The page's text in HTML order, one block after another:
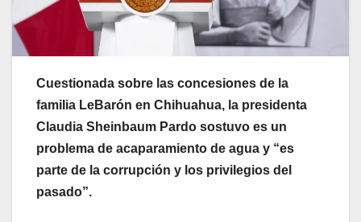
Cuestionada sobre las concesiones de la
familia LeBarón en Chihuahua, la presidenta
Claudia Sheinbaum Pardo sostuvo es un
problema de acaparamiento de agua y “es
parte de la corrupción y los privilegios del
pasado”.